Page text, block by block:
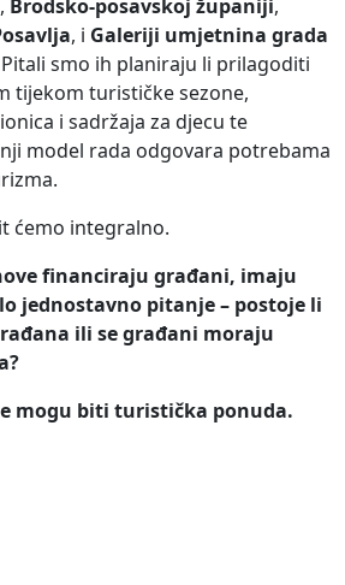
, Brodsko-posavskoj županiji,
, i Galeriji umjetnina grada
smo ih planiraju li prilagoditi
tijekom turističke sezone,
i sadržaja za djecu te
model rada odgovara potrebama
ćemo integralno.
financiraju građani, imaju
jednostavno pitanje – postoje li
ili se građani moraju
mogu biti turistička ponuda.